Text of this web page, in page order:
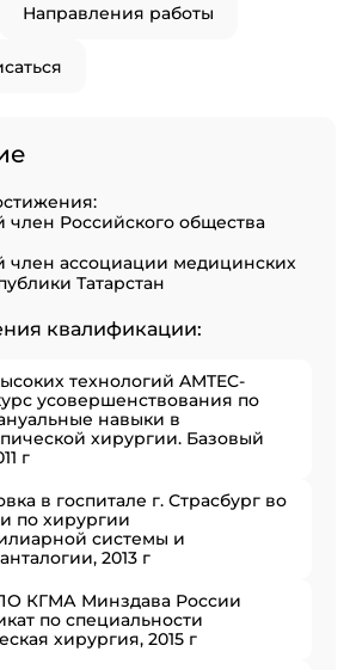
Направления работы
член Российского общества
член ассоциации медицинских
Татарстан
квалификации:
технологий AMTEC-
усовершенствования по
навыки в
хирургии. Базовый
г
в госпитале г. Страсбург во
по хирургии
системы и
2013 г
КГМА Минздава России
по специальности
хирургия, 2015 г